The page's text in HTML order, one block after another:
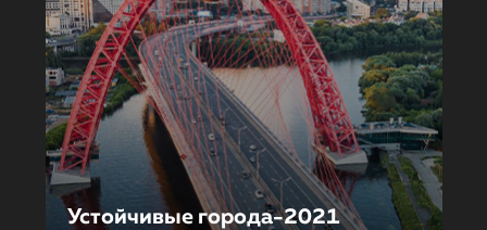
Устойчивые города-2021